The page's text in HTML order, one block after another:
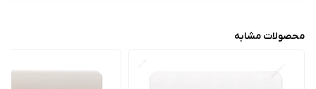
محصولات مشابه